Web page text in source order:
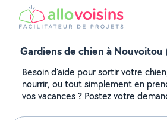
Gardiens de chien à
Besoin d'aide pour sortir votre
nourrir, ou tout simplement en
vos vacances ? Postez votre